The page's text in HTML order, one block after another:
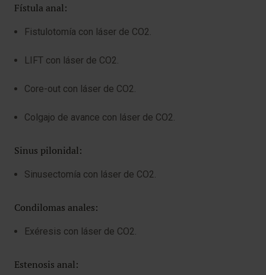
Fístula anal:
Fistulotomía con láser de CO2.
LIFT con láser de CO2.
Core-out con láser de CO2.
Colgajo de avance con láser de CO2.
Sinus pilonidal:
Sinusectomía con láser de CO2.
Condilomas anales:
Exéresis con láser de CO2.
Estenosis anal: